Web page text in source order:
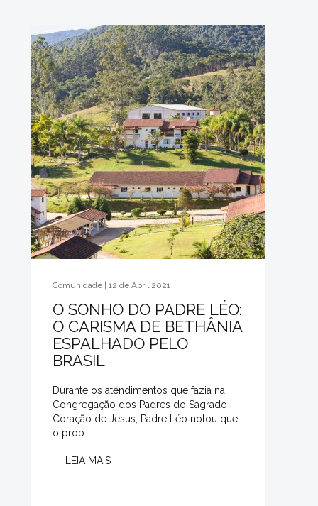
Comunidade | 12 de Abril 2021
O SONHO DO PADRE LÉO:
O CARISMA DE BETHÂNIA
ESPALHADO PELO
BRASIL
Durante os atendimentos que fazia na
Congregação dos Padres do Sagrado
Coração de Jesus, Padre Léo notou que
o prob...
LEIA MAIS